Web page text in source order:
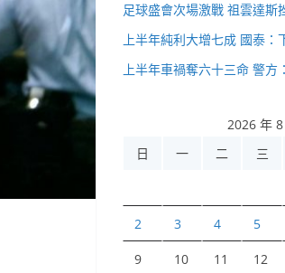
足球盛會次場激戰 祖雲達斯
上半年純利大增七成 國泰：
上半年車禍奪六十三命 警
2026 年 8
日
一 二 三
2 3 4 5
9 10 11 12